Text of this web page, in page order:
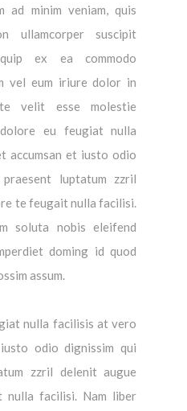
ad minim veniam, quis
ullamcorper suscipit
ex ea commodo
vel eum iriure dolor in
velit esse molestie
eu feugiat nulla
accumsan et iusto odio
luptatum zzril
te feugait nulla facilisi.
soluta nobis eleifend
doming id quod
assum.
nulla facilisis at vero
odio dignissim qui
zzril delenit augue
facilisi. Nam liber